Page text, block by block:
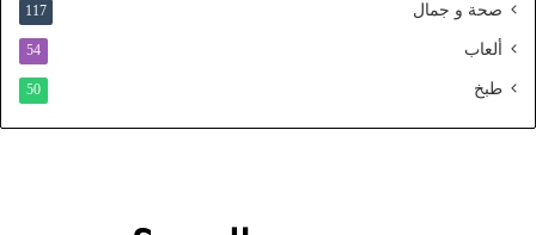
د صحة و جمال 117
ألعاب 54
طبخ 50